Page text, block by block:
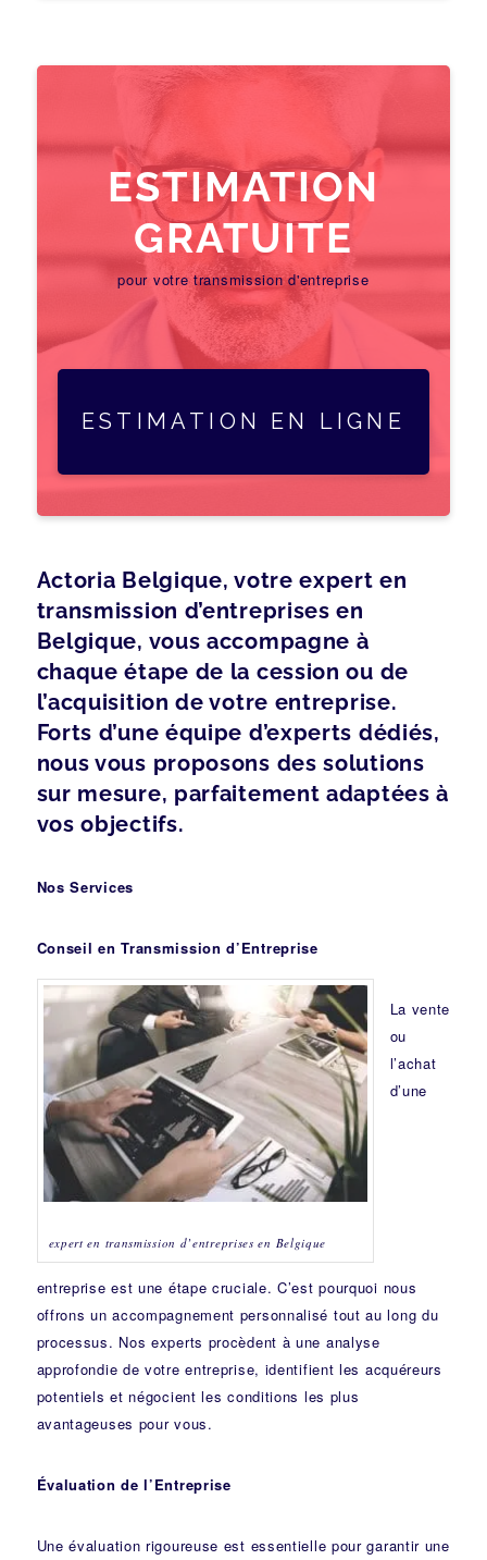
ESTIMATION
GRATUITE
pour votre transmission d'entreprise
ESTIMATION EN LIGNE
Actoria Belgique, votre expert en
transmission d’entreprises en
Belgique, vous accompagne à
chaque étape de la cession ou de
l’acquisition de votre entreprise.
Forts d’une équipe d’experts dédiés,
nous vous proposons des solutions
sur mesure, parfaitement adaptées à
vos objectifs.
Nos Services
Conseil en Transmission d’Entreprise
expert en transmission d’entreprises en Belgique
La vente
ou
l’achat
d’une
entreprise est une étape cruciale. C’est pourquoi nous
offrons un accompagnement personnalisé tout au long du
processus. Nos experts procèdent à une analyse
approfondie de votre entreprise, identifient les acquéreurs
potentiels et négocient les conditions les plus
avantageuses pour vous.
Évaluation de l’Entreprise
Une évaluation rigoureuse est essentielle pour garantir une